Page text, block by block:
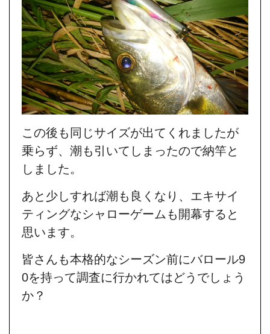
この後も同じサイズが出てくれましたが
乗らず、潮も引いてしまったので納竿と
しました。
あと少しすれば潮も良くなり、エキサイ
ティングなシャローゲームも開幕すると
思います。
皆さんも本格的なシーズン前にバロール9
0を持って調査に行かれてはどうでしょう
か？